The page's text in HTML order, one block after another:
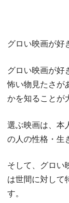
グロい映画が好
グロい映画が好
怖い物見たさが
かを知ることが
選ぶ映画は、本
の人の性格・生
そして、グロい
は世間に対して
す。